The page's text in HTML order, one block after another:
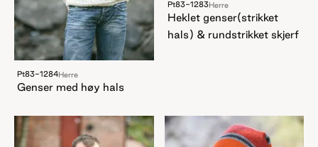
Pt83-1284Herre
Genser med høy hals
Pt83-1283Herre
Heklet genser(strikket
hals) & rundstrikket skjerf